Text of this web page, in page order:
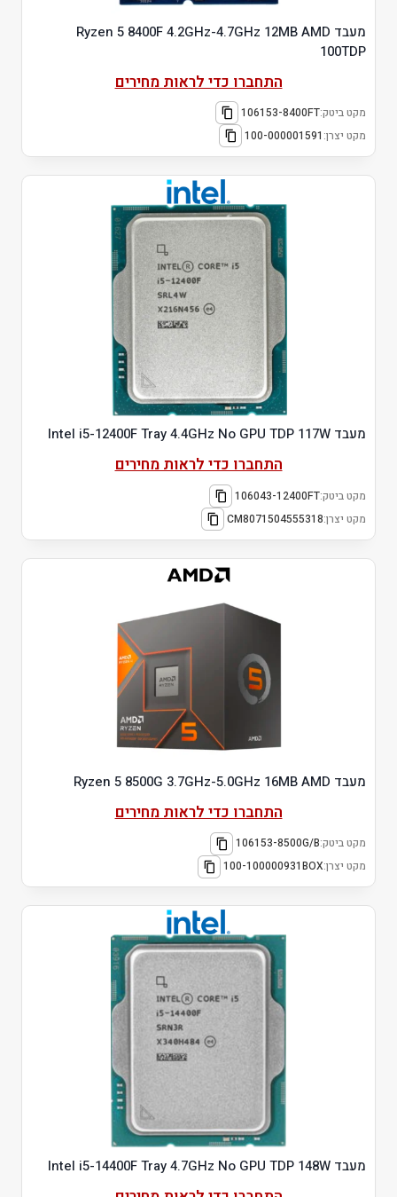
מעבד Ryzen 5 8400F 4.2GHz-4.7GHz 12MB AMD
100TDP
התחברו כדי לראות מחירים
מקט ביטק:106153-8400FT
מקט יצרן: 100-000001591
מעבד Intel i5-12400F Tray 4.4GHz No GPU TDP 117W
התחברו כדי לראות מחירים
מקט ביטק:106043-12400FT
מקט יצרן:CM8071504555318
מעבד Ryzen 5 8500G 3.7GHz-5.0GHz 16MB AMD
התחברו כדי לראות מחירים
מקט ביטק:106153-8500G/B
מקט יצרן:100-100000931BOX
מעבד Intel i5-14400F Tray 4.7GHz No GPU TDP 148W